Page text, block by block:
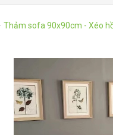
Thảm sofa 90x90cm - Xéo